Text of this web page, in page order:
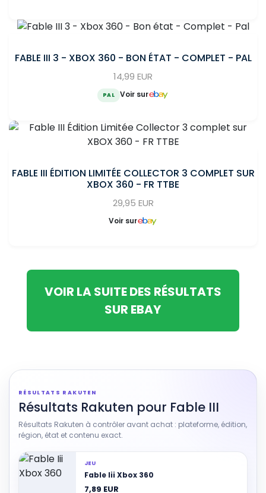
FABLE III 3 - XBOX 360 - BON ÉTAT - COMPLET - PAL
14,99 EUR
PAL Voir sur
FABLE III ÉDITION LIMITÉE COLLECTOR 3 COMPLET SUR
XBOX 360 - FR TTBE
29,95 EUR
Voir sur
VOIR LA SUITE DES RÉSULTATS
SUR EBAY
RÉSULTATS RAKUTEN
Résultats Rakuten pour Fable III
Résultats Rakuten à contrôler avant achat : plateforme, édition,
région, état et contenu exact.
JEU
Fable Iii Xbox 360
7,89 EUR